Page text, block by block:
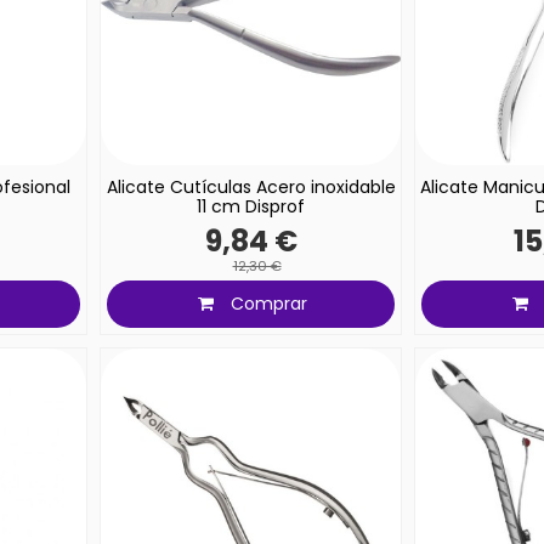
Alicate Cutículas Acero inoxidable
11 cm Disprof
9,84 €
12,30 €
Comprar
Alicate